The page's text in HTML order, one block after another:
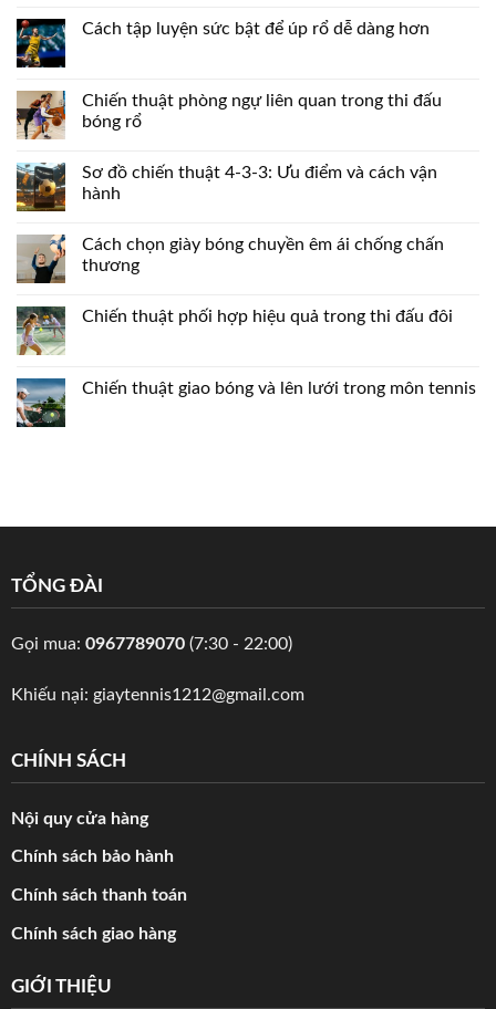
Cách tập luyện sức bật để úp rổ dễ dàng hơn
Chiến thuật phòng ngự liên quan trong thi đấu
bóng rổ
Sơ đồ chiến thuật 4-3-3: Ưu điểm và cách vận
hành
Cách chọn giày bóng chuyền êm ái chống chấn
thương
Chiến thuật phối hợp hiệu quả trong thi đấu đôi
Chiến thuật giao bóng và lên lưới trong môn tennis
TỔNG ĐÀI
Gọi mua: 0967789070(7:30 - 22:00)
Khiếu nại: giaytennis1212@gmail.com
CHÍNH SÁCH
Nội quy cửa hàng
Chính sách bảo hành
Chính sách thanh toán
Chính sách giao hàng
GIỚI THIỆU